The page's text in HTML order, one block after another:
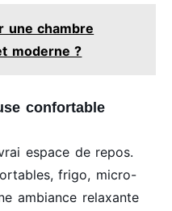
une chambre
moderne ?
confortable
espace de repos.
frigo, micro-
ambiance relaxante